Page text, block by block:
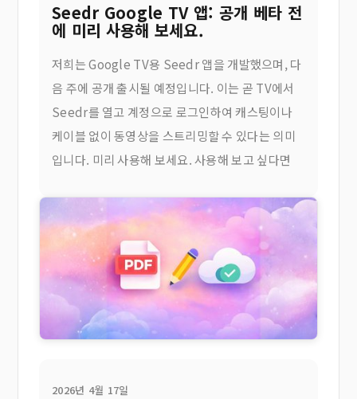
Seedr Google TV 앱: 공개 베타 전
에 미리 사용해 보세요.
저희는 Google TV용 Seedr 앱을 개발했으며, 다
음 주에 공개 출시될 예정입니다. 이는 곧 TV에서
Seedr를 열고 계정으로 로그인하여 캐스팅이나
케이블 없이 동영상을 스트리밍할 수 있다는 의미
입니다. 미리 사용해 보세요. 사용해 보고 싶다면
2026년 4월 17일